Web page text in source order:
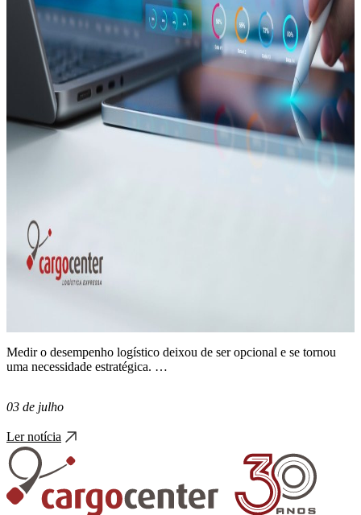
Medir o desempenho logístico deixou de ser opcional e se tornou
uma necessidade estratégica. …
03 de julho
Ler notícia